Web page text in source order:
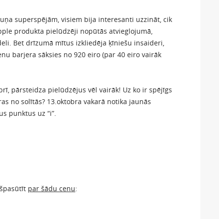
superspējām, visiem bija interesanti uzzināt, cik
produkta pielūdzēji nopūtās atvieglojumā,
Bet drīzumā mītus izkliedēja ķīniešu insaideri,
barjera sāksies no 920 eiro (par 40 eiro vairāk
pārsteidza pielūdzējus vēl vairāk! Uz ko ir spējīgs
no solītās? 13.oktobra vakarā notika jaunās
punktus uz “i”.
par šādu cenu: